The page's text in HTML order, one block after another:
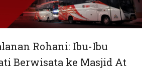
Rohani: Ibu-Ibu
Berwisata ke Masjid At